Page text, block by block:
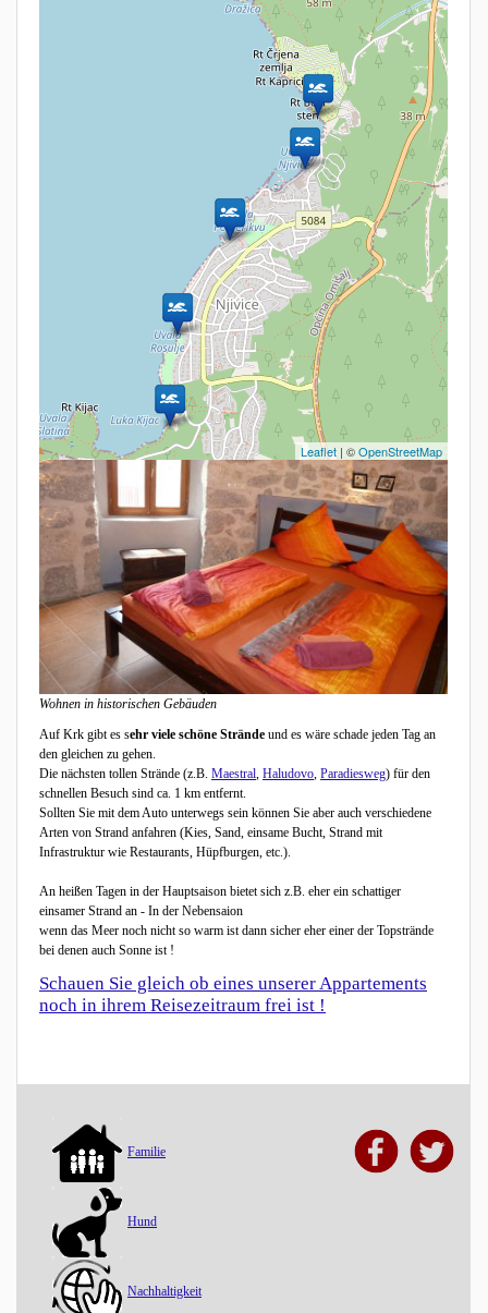
Leaflet | ©OpenStreetMap
Turm Krk - Der ideale Ausgangspunkt um die
Strände der Insel zu erkunden
Die Insel Krk ist aufgrund Ihrer Vielseitigkeit wie ein kleiner Kontinent.
Während es auf der Ostseite zum Festland sehr windig ist, kann es auf der
Nordseite windstill sein aber dafür Regnen. Der Westen der Insel um Malinska
ist windgeschützt und sehr Sonnenreich.
Wohnen in historischen Gebäuden
Auf Krk gibt es sehr viele schöne Strände und es wäre schade jeden Tag an
den gleichen zu gehen.
Die nächsten tollen Strände (z.B. Maestral, Haludovo, Paradiesweg) für den
schnellen Besuch sind ca. 1 km entfernt.
Sollten Sie mit dem Auto unterwegs sein können Sie aber auch verschiedene
Arten von Strand anfahren (Kies, Sand, einsame Bucht, Strand mit
Infrastruktur wie Restaurants, Hüpfburgen, etc.).
An heißen Tagen in der Hauptsaison bietet sich z.B. eher ein schattiger
einsamer Strand an - In der Nebensaion
wenn das Meer noch nicht so warm ist dann sicher eher einer der Topstrände
bei denen auch Sonne ist !
Schauen Sie gleich ob eines unserer Appartements
noch in ihrem Reisezeitraum frei ist !
Familie
Hund
Nachhaltigkeit